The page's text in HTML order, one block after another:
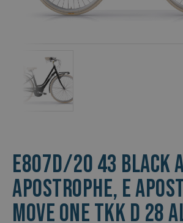
E807D/20 43 BLACK
Apostrophe, E
MOVE ONE TKK D 28